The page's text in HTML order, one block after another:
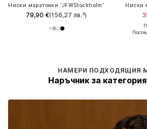
Ниски маратонки 'JFWStockholm'
79,90 €(156,27 лв.³)
Ниски
НАМЕРИ ПОДХОДЯЩИЯ
Наръчник за